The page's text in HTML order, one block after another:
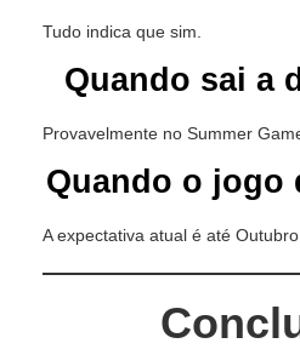
Tudo indica que sim.
Quando sai a
Provavelmente no Summer
Quando o jogo
A expectativa atual é até Outubro.